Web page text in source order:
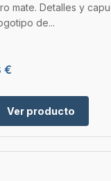
mate. Detalles y
de...
€
Ver producto